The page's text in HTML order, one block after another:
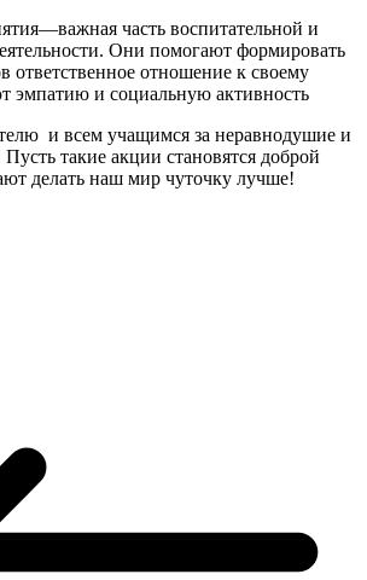
часть воспитательной и
Они помогают формировать
ответственное отношение к своему
эмпатию и социальную активность
и всем учащимся за неравнодушие и
такие акции становятся доброй
делать наш мир чуточку лучше!